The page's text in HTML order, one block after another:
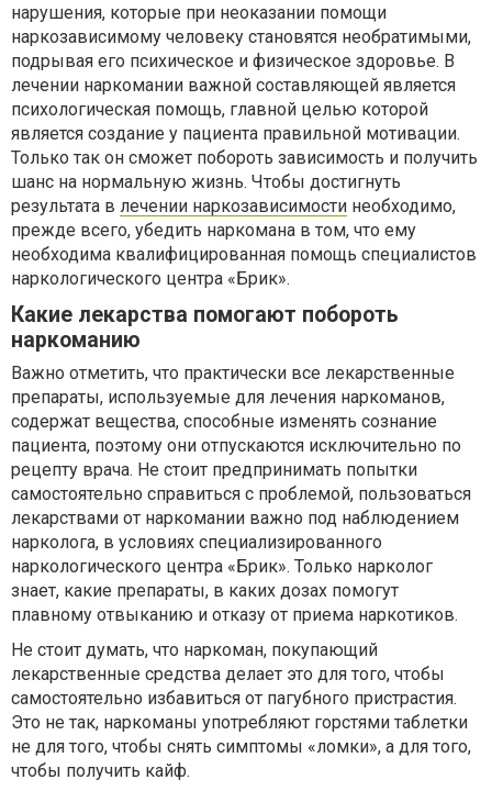
нарушения, которые при неоказании помощи
наркозависимому человеку становятся необратимыми,
подрывая его психическое и физическое здоровье. В
лечении наркомании важной составляющей является
психологическая помощь, главной целью которой
является создание у пациента правильной мотивации.
Только так он сможет побороть зависимость и получить
шанс на нормальную жизнь. Чтобы достигнуть
результата в лечении наркозависимости необходимо,
прежде всего, убедить наркомана в том, что ему
необходима квалифицированная помощь специалистов
наркологического центра «Брик».
Какие лекарства помогают побороть
наркоманию
Важно отметить, что практически все лекарственные
препараты, используемые для лечения наркоманов,
содержат вещества, способные изменять сознание
пациента, поэтому они отпускаются исключительно по
рецепту врача. Не стоит предпринимать попытки
самостоятельно справиться с проблемой, пользоваться
лекарствами от наркомании важно под наблюдением
нарколога, в условиях специализированного
наркологического центра «Брик». Только нарколог
знает, какие препараты, в каких дозах помогут
плавному отвыканию и отказу от приема наркотиков.
Не стоит думать, что наркоман, покупающий
лекарственные средства делает это для того, чтобы
самостоятельно избавиться от пагубного пристрастия.
Это не так, наркоманы употребляют горстями таблетки
не для того, чтобы снять симптомы «ломки», а для того,
чтобы получить кайф.